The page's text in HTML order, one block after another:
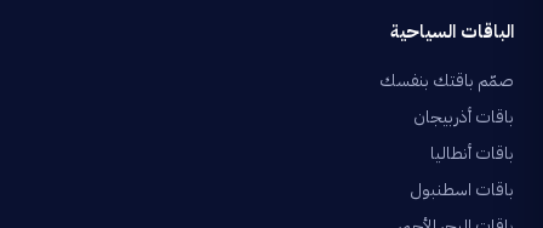
الباقات السياحية
صمّم باقتك بنفسك
باقات أذربيجان
باقات أنطاليا
باقات اسطنبول